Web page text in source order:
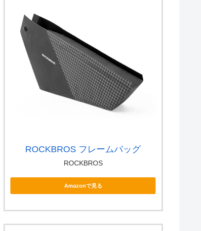
ROCKBROS フレームバッグ
ROCKBROS
Amazonで見る